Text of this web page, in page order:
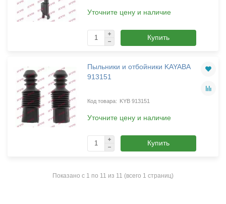
Уточните цену и наличие
Купить
Пыльники и отбойники KAYABA
913151
KYB 913151
Уточните цену и наличие
Купить
Показано с 1 по 11 из 11 (всего 1 страниц)